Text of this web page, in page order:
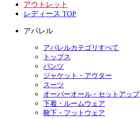
アウトレット
レディース TOP
アパレル
アパレルカテゴリすべて
トップス
パンツ
ジャケット・アウター
スーツ
オーバーオール・セットアップ
下着・ルームウェア
靴下・フットウェア